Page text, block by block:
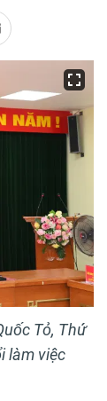
Tỏ, Thứ
làm việc